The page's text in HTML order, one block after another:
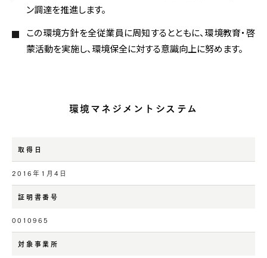
ン調達を推進します。
この環境方針を全従業員に周知するとともに、環境教育・啓
蒙活動を実施し、環境保全に対する意識向上に努めます。
環境マネジメントシステム
取得日
2016年1月4日
証明書番号
0010965
対象事業所